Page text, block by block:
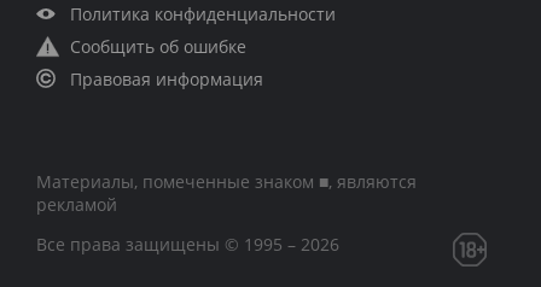
Политика конфиденциальности
Сообщить об ошибке
Правовая информация
Материалы, помеченные знаком ■, являются
рекламой
Все права защищены © 1995 – 2026